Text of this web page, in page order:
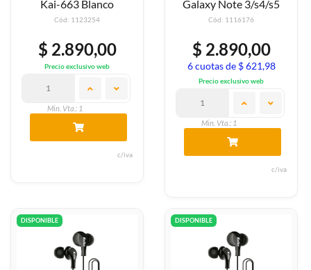
Kai-663 Blanco
Cód: 1123254
$ 2.890,00
Precio exclusivo web
Min. Vta.: 1
c/iva
Galaxy Note 3/s4/s5
Cód: 1116176
$ 2.890,00
6 cuotas de $ 621,98
Precio exclusivo web
Min. Vta.: 1
c/iva
DISPONIBLE DISPONIBLE